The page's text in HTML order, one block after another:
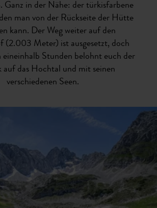
Ganz in der Nähe: der türkisfarbene
man von der Rückseite der Hütte
kann. Der Weg weiter auf den
(2.003 Meter) ist ausgesetzt, doch
eineinhalb Stunden belohnt euch der
auf das Hochtal und mit seinen
verschiedenen Seen.